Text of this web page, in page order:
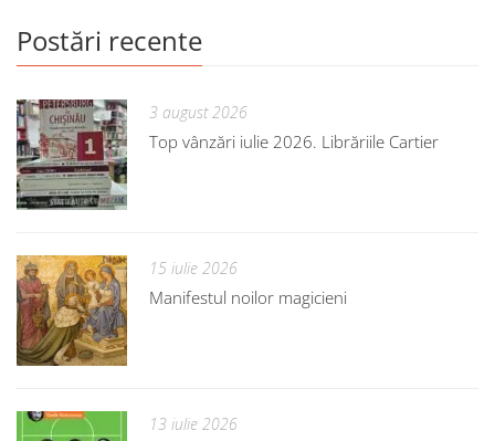
Postări recente
3 august 2026
Top vânzări iulie 2026. Librăriile Cartier
15 iulie 2026
Manifestul noilor magicieni
13 iulie 2026